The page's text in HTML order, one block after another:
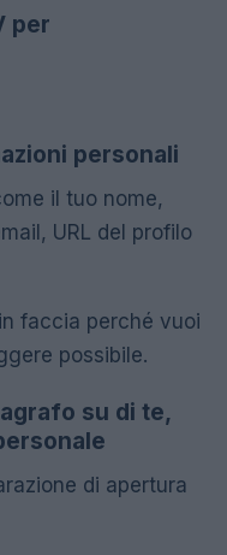
per
personali
il tuo nome,
URL del profilo
faccia perché vuoi
possibile.
su di te,
di apertura